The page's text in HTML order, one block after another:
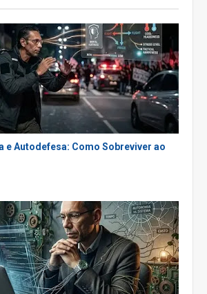
e Autodefesa: Como Sobreviver ao